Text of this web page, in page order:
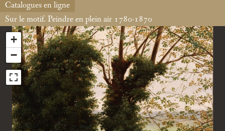
Catalogues en ligne
Sur le motif. Peindre en plein air 1780-1870
+
−